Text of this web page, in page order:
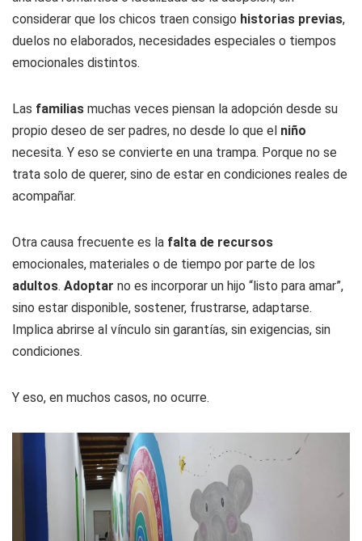
considerar que los chicos traen consigo historias previas,
duelos no elaborados, necesidades especiales o tiempos
emocionales distintos.
Las familias muchas veces piensan la adopción desde su
propio deseo de ser padres, no desde lo que el niño
necesita. Y eso se convierte en una trampa. Porque no se
trata solo de querer, sino de estar en condiciones reales de
acompañar.
Otra causa frecuente es la falta de recursos
emocionales, materiales o de tiempo por parte de los
adultos. Adoptar no es incorporar un hijo “listo para amar”,
sino estar disponible, sostener, frustrarse, adaptarse.
Implica abrirse al vínculo sin garantías, sin exigencias, sin
condiciones.
Y eso, en muchos casos, no ocurre.